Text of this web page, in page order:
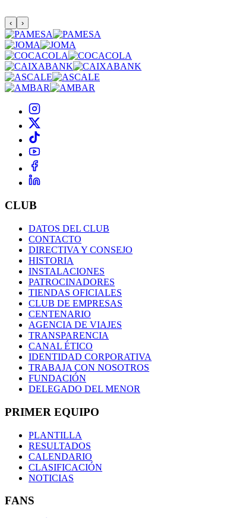
‹ ›
CLUB
DATOS DEL CLUB
CONTACTO
DIRECTIVA Y CONSEJO
HISTORIA
INSTALACIONES
PATROCINADORES
TIENDAS OFICIALES
CLUB DE EMPRESAS
CENTENARIO
AGENCIA DE VIAJES
TRANSPARENCIA
CANAL ÉTICO
IDENTIDAD CORPORATIVA
TRABAJA CON NOSOTROS
FUNDACIÓN
DELEGADO DEL MENOR
PRIMER EQUIPO
PLANTILLA
RESULTADOS
CALENDARIO
CLASIFICACIÓN
NOTICIAS
FANS